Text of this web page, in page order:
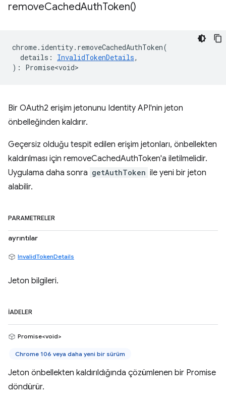
removeCachedAuthToken()
chrome. identity. removeCachedAuthToken(
details : InvalidTokenDetails,
) : Promise<void>
Bir OAuth2 erişim jetonunu Identity API'nin jeton
önbelleğinden kaldırır.
Geçersiz olduğu tespit edilen erişim jetonları, önbellekten
kaldırılması için removeCachedAuthToken'a iletilmelidir.
Uygulama daha sonra getAuthToken ile yeni bir jeton
alabilir.
PARAMETRELER
ayrıntılar
InvalidTokenDetails
Jeton bilgileri.
İADELER
Promise<void>
Chrome 106 veya daha yeni bir sürüm
Jeton önbellekten kaldırıldığında çözümlenen bir Promise
döndürür.